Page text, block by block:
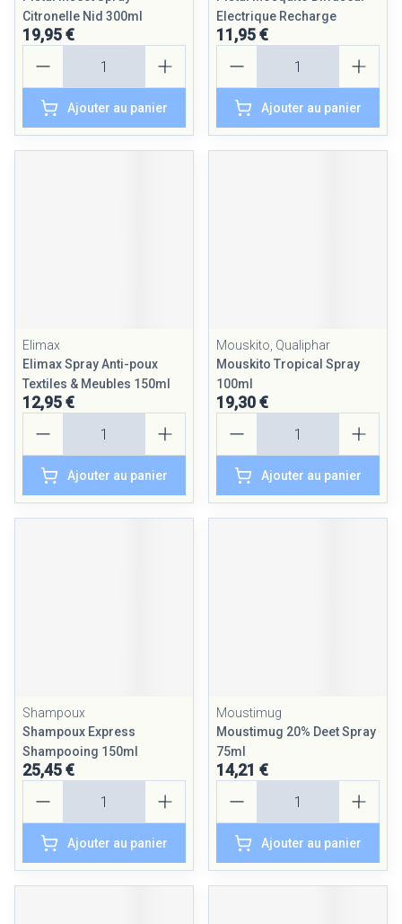
Citronelle Nid 300ml
19,95 €
Ajouter au panier
Electrique Recharge
11,95 €
Ajouter au panier
Elimax
Elimax Spray Anti-poux
Textiles & Meubles 150ml
12,95 €
Ajouter au panier
Mouskito, Qualiphar
Mouskito Tropical Spray
100ml
19,30 €
Ajouter au panier
Shampoux
Shampoux Express
Shampooing 150ml
25,45 €
Ajouter au panier
Moustimug
Moustimug 20% Deet Spray
75ml
14,21 €
Ajouter au panier